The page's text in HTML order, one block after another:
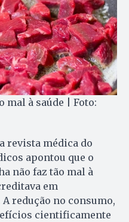
mal à saúde | Foto:
revista médica do
apontou que o
não faz tão mal à
em
redução no consumo,
cientificamente